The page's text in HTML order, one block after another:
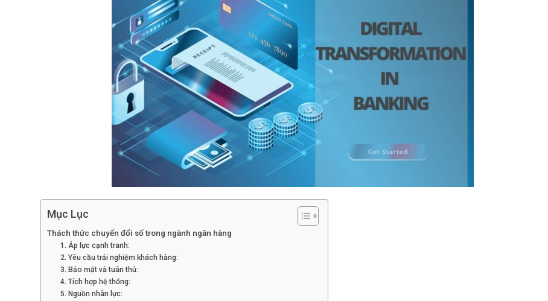
Mục Lục
Thách thức chuyển đổi số trong ngành ngân hàng
1. Áp lực cạnh tranh:
2. Yêu cầu trải nghiệm khách hàng:
3. Bảo mật và tuân thủ:
4. Tích hợp hệ thống:
5. Nguồn nhân lực: